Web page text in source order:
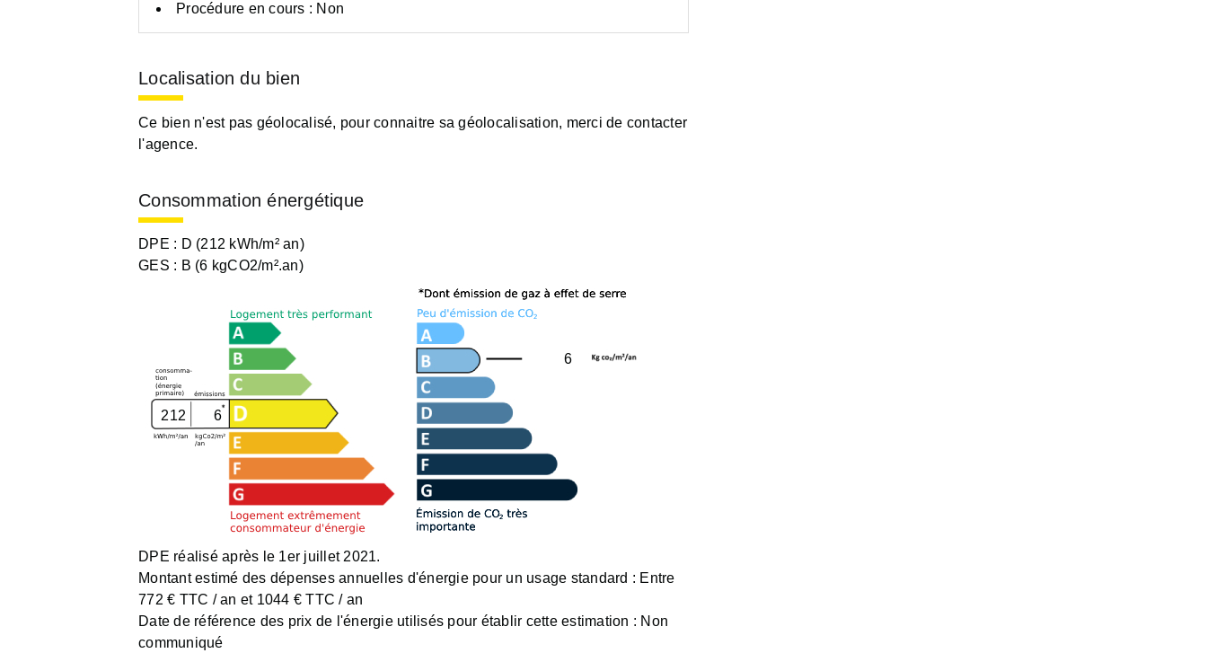
Procédure en cours : Non
Localisation du bien
Ce bien n'est pas géolocalisé, pour connaitre sa géolocalisation, merci de contacter
l'agence.
Consommation énergétique
DPE : D (212 kWh/m² an)
GES : B (6 kgCO2/m².an)
212 6
6
DPE réalisé après le 1er juillet 2021.
Montant estimé des dépenses annuelles d'énergie pour un usage standard : Entre
772 € TTC / an et 1044 € TTC / an
Date de référence des prix de l'énergie utilisés pour établir cette estimation : Non
communiqué